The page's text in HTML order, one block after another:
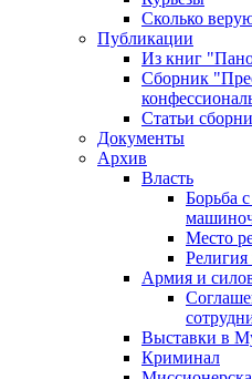
Сколько
Публикации
Из книг
Сборник
Статьи
Документы
Архив
Власть
Борьба
Место
Религия
Армия и
Выставки в
Криминал